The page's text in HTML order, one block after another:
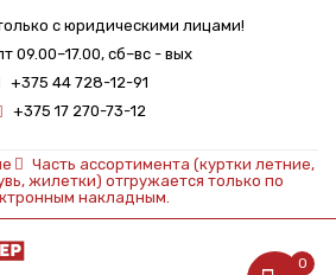
с юридическими лицами!
09.00–17.00, сб–вс - вых
+375 44 728-12-91
+375 17 270-73-12
Часть ассортимента (куртки летние,
жилетки) отгружается только по
накладным.
0